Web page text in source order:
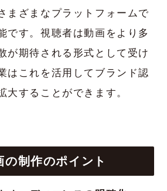
まざまなプラットフォームで
です。視聴者は動画をより多
が期待される形式として受け
はこれを活用してブランド認
大することができます。
制作のポイント